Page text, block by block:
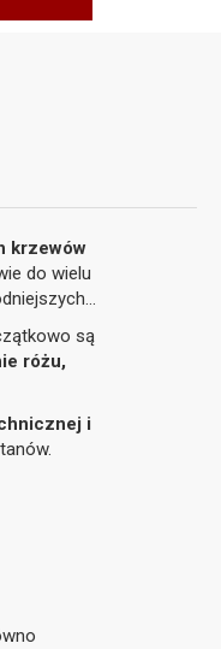
krzewów
do wielu
są
różu,
i